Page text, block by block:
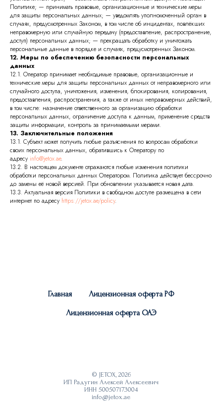
Политике; — принимать правовые, организационные и технические меры
для защиты персональных данных; — уведомлять уполномоченный орган в
случаях, предусмотренных Законом, в том числе об инцидентах, повлёкших
неправомерную или случайную передачу (предоставление, распространение,
доступ) персональных данных; — прекращать обработку и уничтожать
персональные данные в порядке и случаях, предусмотренных Законом.
12. Меры по обеспечению безопасности персональных
данных
12.1. Оператор принимает необходимые правовые, организационные и
технические меры для защиты персональных данных от неправомерного или
случайного доступа, уничтожения, изменения, блокирования, копирования,
предоставления, распространения, а также от иных неправомерных действий,
в том числе: назначение ответственного за организацию обработки
персональных данных, ограничение доступа к данным, применение средств
защиты информации, контроль за принимаемыми мерами.
13. Заключительные положения
13.1. Субъект может получить любые разъяснения по вопросам обработки
своих персональных данных, обратившись к Оператору по
адресу info@jetox.ae.
13.2. В настоящем документе отражаются любые изменения политики
обработки персональных данных Оператором. Политика действует бессрочно
до замены её новой версией. При обновлении указывается новая дата.
13.3. Актуальная версия Политики в свободном доступе размещена в сети
интернет по адресу https://jetox.ae/policy.
Главная Лицензионная оферта РФ
Лицензионная оферта ОАЭ
© JETOX, 2026
ИП Радугин Алексей Алексеевич
ИНН 500507173004
info@jetox.ae